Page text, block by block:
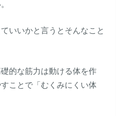
いいかと言うとそんなこと
的な筋力は動ける体を作
ことで「むくみにくい体